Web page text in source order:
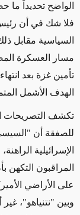
الواضح تحديداً ما
فلا شك في أن رئيس
السياسية مقابل
مسار العسكرة
تأمين غزة بعد
الهدف الأشمل
تكشف التصريحات
للصفقة أن
الإسرائيلية
المراقبون التكهن
على الأراضي
وبين "نتنياهو"،